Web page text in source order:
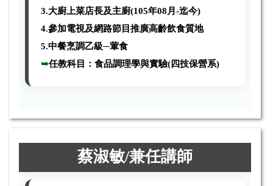
3.大廚上菜店長及主廚(105年08月-迄今)
4.參加電視及網路節目推廣高齡飲食質地
5.中餐烹調乙級─葷食
➥任教科目 ：食品調理學與實驗(四技保營系)
蔡淑敏/兼任講師